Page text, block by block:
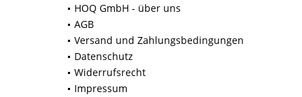
HOQ GmbH - über uns
AGB
Versand und Zahlungsbedingungen
Datenschutz
Widerrufsrecht
Impressum